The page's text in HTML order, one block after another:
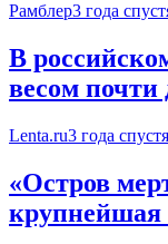
Рамблер3 года
В
весом почти
Lenta.ru3 года спустя
«Остров
крупнейшая